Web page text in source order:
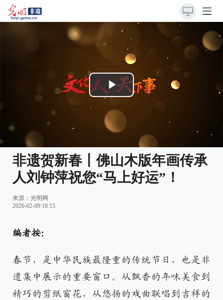
Play
Video
非遗贺新春丨佛山木版年画传承
人刘钟萍祝您“马上好运”！
来源： 光明网
2026-02-09 18:15
编者按：
春节，是中华民族最隆重的传统节日，也是非
遗集中展示的重要窗口。从飘香的年味美食到
精巧的剪纸窗花，从悠扬的戏曲联唱到吉祥的